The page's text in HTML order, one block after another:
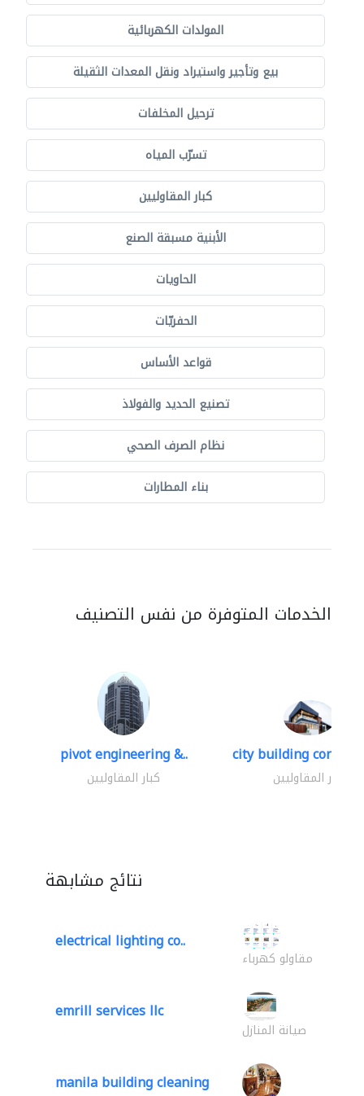
المولدات الكهربائية
بيع وتأجير واستيراد ونقل المعدات الثقيلة
ترحيل المخلفات
تسرّب المياه
كبار المقاوليين
الأبنية مسبقة الصنع
الحاويات
الحفريّات
قواعد الأساس
تصنيع الحديد والفولاذ
نظام الصرف الصحي
بناء المطارات
الخدمات المتوفرة من نفس التصنيف
pivot engineering &..
كبار المقاوليين
city building
كبار المقاوليين
نتائج مشابهة
electrical lighting co..
مقاولو كهرباء
emrill services llc
صيانة المنازل
manila building cleaning